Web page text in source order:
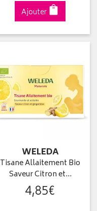
Ajouter
WELEDA
Tisane Allaitement Bio
Saveur Citron et…
4,85€